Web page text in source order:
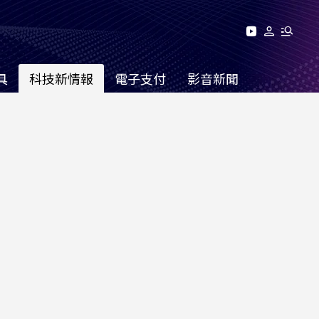
科技新情報 電子支付 影音新聞